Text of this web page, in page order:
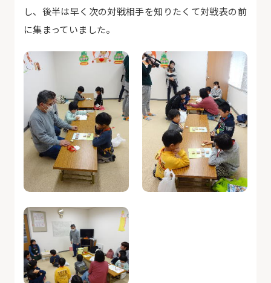
し、後半は早く次の対戦相手を知りたくて対戦表の前
に集まっていました。